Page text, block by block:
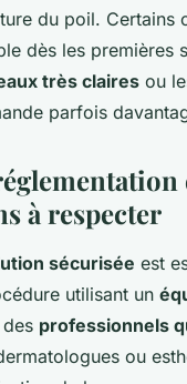
du poil. Certains
dès les premières
très claires ou
parfois
à respecter
sécurisée est
utilisant un
professionnels
ou